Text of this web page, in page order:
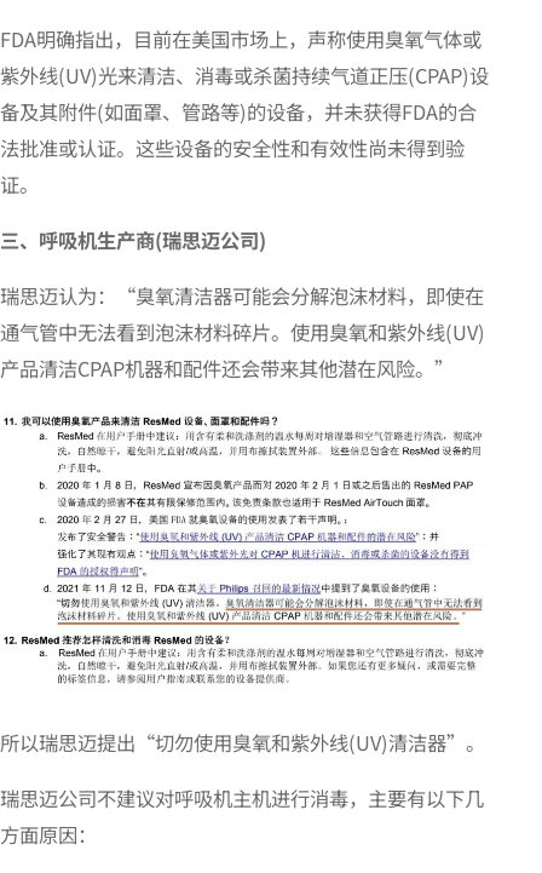
FDA明确指出，目前在美国市场上，声称使用臭氧气体或
紫外线(UV)光来清洁、消毒或杀菌持续气道正压(CPAP)设
备及其附件(如面罩、管路等)的设备，并未获得FDA的合
法批准或认证。这些设备的安全性和有效性尚未得到验
证。
三、呼吸机生产商(瑞思迈公司)
瑞思迈认为：“臭氧清洁器可能会分解泡沫材料，即使在
通气管中无法看到泡沫材料碎片。使用臭氧和紫外线(UV)
产品清洁CPAP机器和配件还会带来其他潜在风险。”
所以瑞思迈提出“切勿使用臭氧和紫外线(UV)清洁器”。
瑞思迈公司不建议对呼吸机主机进行消毒，主要有以下几
方面原因：